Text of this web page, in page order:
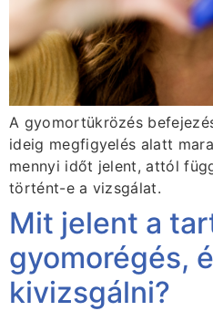
A gyomortükrözés
ideig megfigyelés alatt
mennyi időt jelent, attól
történt-e a vizsgálat.
Mit jelent a
gyomorégés,
kivizsgálni?